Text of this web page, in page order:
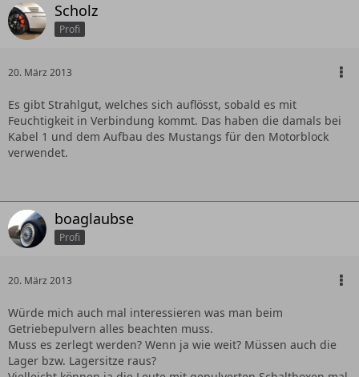
Scholz
Profi
20. März 2013
Es gibt Strahlgut, welches sich auflösst, sobald es mit
Feuchtigkeit in Verbindung kommt. Das haben die damals bei
Kabel 1 und dem Aufbau des Mustangs für den Motorblock
verwendet.
boaglaubse
Profi
20. März 2013
Würde mich auch mal interessieren was man beim
Getriebepulvern alles beachten muss.
Muss es zerlegt werden? Wenn ja wie weit? Müssen auch die
Lager bzw. Lagersitze raus?